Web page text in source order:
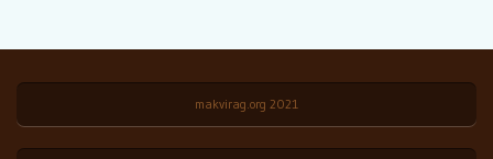
makvirag.org 2021